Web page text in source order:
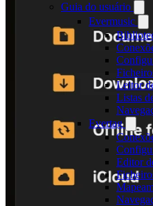
Guia do usuário
Evermusic
Leitor
Listas
Evertag
Editor